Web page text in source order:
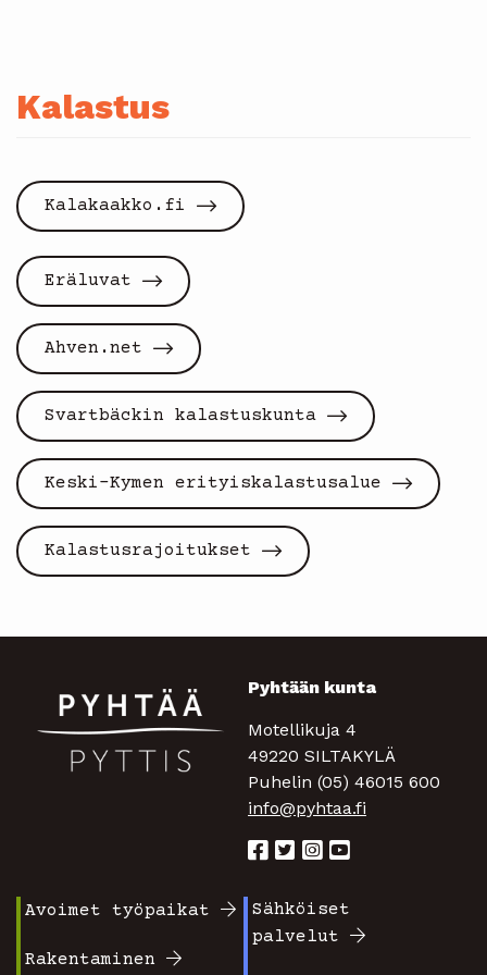
Kalastus
Kalakaakko.fi
Eräluvat
Ahven.net
Svartbäckin kalastuskunta
Keski-Kymen erityiskalastusalue
Kalastusrajoitukset
Pyhtään kunta
Motellikuja 4
49220 SILTAKYLÄ
Puhelin (05) 46015 600
info@pyhtaa.fi
valikko
Avoimet työpaikat
Rakentaminen
Footer
Sähköiset
palvelut